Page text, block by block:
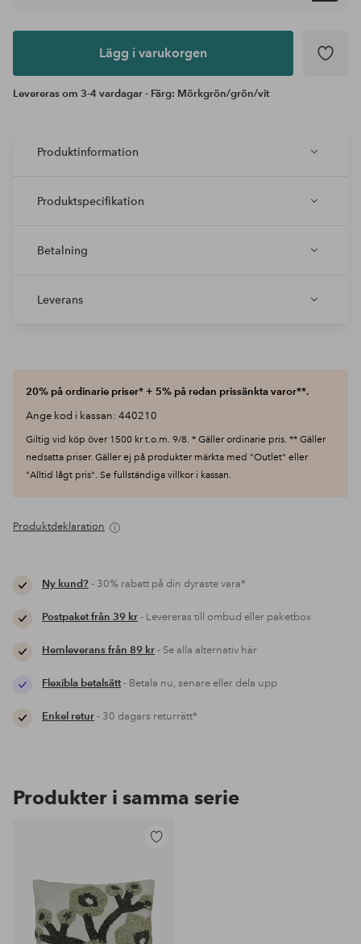
Lägg i varukorgen
Levereras om 3-4 vardagar - Färg: Mörkgrön/grön/vit
Produktinformation
Produktspecifikation
Betalning
Leverans
20% på ordinarie priser* + 5% på redan prissänkta varor**.
Ange kod i kassan: 440210
Giltig vid köp över 1500 kr t.o.m. 9/8. * Gäller ordinarie pris. ** Gäller
nedsatta priser. Gäller ej på produkter märkta med "Outlet" eller
"Alltid lågt pris". Se fullständiga villkor i kassan.
Produktdeklaration
Ny kund?- 30% rabatt på din dyraste vara*
Postpaket från 39 kr- Levereras till ombud eller paketbox
Hemleverans från 89 kr- Se alla alternativ här
Flexibla betalsätt- Betala nu, senare eller dela upp
Enkel retur- 30 dagars returrätt*
Produkter i samma serie
favoriter